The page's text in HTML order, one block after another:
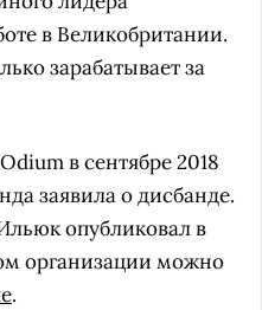
в Великобритании.
зарабатывает за
в сентябре 2018
заявила о дисбанде.
опубликовал в
организации можно
.